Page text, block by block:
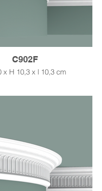
C902F
x H 10,3 x l 10,3 cm